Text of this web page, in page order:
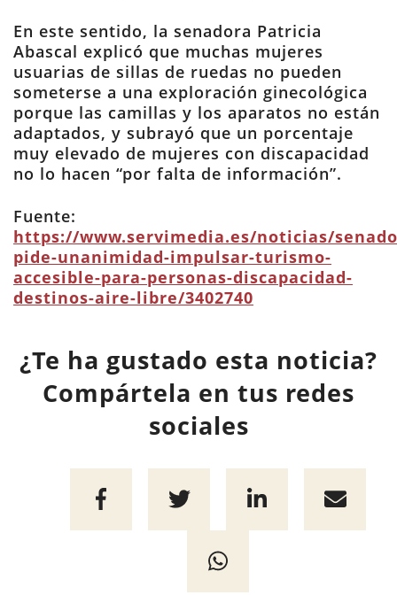
En este sentido, la senadora Patricia
Abascal explicó que muchas mujeres
usuarias de sillas de ruedas no pueden
someterse a una exploración ginecológica
porque las camillas y los aparatos no están
adaptados, y subrayó que un porcentaje
muy elevado de mujeres con discapacidad
no lo hacen “por falta de información”.
Fuente:
https://www.servimedia.es/noticias/
pide-unanimidad-impulsar-turismo-
accesible-para-personas-discapacidad-
destinos-aire-libre/3402740
¿Te ha gustado esta noticia?
Compártela en tus redes
sociales